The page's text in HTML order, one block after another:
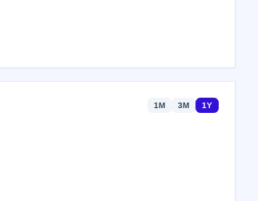
1M 3M 1Y